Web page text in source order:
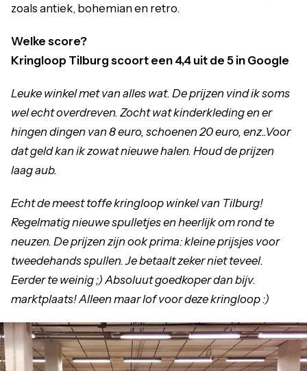
zoals antiek, bohemian en retro.
Welke score?
Kringloop Tilburg scoort een 4,4 uit de 5 in Google
Leuke winkel met van alles wat. De prijzen vind ik soms
wel echt overdreven. Zocht wat kinderkleding en er
hingen dingen van 8 euro, schoenen 20 euro, enz..Voor
dat geld kan ik zowat nieuwe halen. Houd de prijzen
laag aub.
Echt de meest toffe kringloop winkel van Tilburg!
Regelmatig nieuwe spulletjes en heerlijk om rond te
neuzen. De prijzen zijn ook prima: kleine prijsjes voor
tweedehands spullen. Je betaalt zeker niet teveel.
Eerder te weinig ;) Absoluut goedkoper dan bijv.
marktplaats! Alleen maar lof voor deze kringloop :)